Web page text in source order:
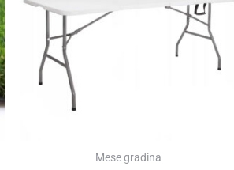
Mese gradina